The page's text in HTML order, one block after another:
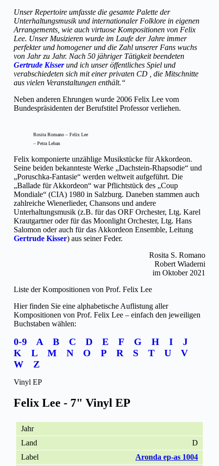
Unser Repertoire umfasste die gesamte Palette der
Unterhaltungsmusik und internationaler Folklore in eigenen
Arrangements, wie auch virtuose Kompositionen von Felix
Lee. Unser Musizieren wurde im Laufe der Jahre immer
perfekter und homogener und die Zahl unserer Fans wuchs
von Jahr zu Jahr. Nach 50 jähriger Tätigkeit beendeten
Gertrude Kisserund ich unser öffentliches Spiel und
verabschiedeten sich mit einer privaten CD , die Mitschnitte
aus vielen Veranstaltungen enthält.“
Neben anderen Ehrungen wurde 2006 Felix Lee vom
Bundespräsidenten der Berufstitel Professor verliehen.
Rosita Romano – Felix Lee
– Petra Leban
Felix komponierte unzählige Musikstücke für Akkordeon.
Seine beiden bekannteste Werke „Dachstein-Rhapsodie“ und
„Poruschka-Fantasie“ werden weltweit aufgeführt. Die
„Ballade für Akkordeon“ war Pflichtstück des „Coup
Mondiale“ (CIA) 1980 in Salzburg. Daneben stammen auch
zahlreiche Wienerlieder, Chansons und andere
Unterhaltungsmusik (z.B. für das ORF Orchester, Ltg. Karel
Krautgartner oder für das Moonlight Orchester, Ltg. Hans
Salomon oder auch für das Akkordeon Ensemble, Leitung
Gertrude Kisser) aus seiner Feder.
Rosita S. Romano
Robert Wiaderni
im Oktober 2021
Liste der Kompositionen von Prof. Felix Lee
Hier finden Sie eine alphabetische Auflistung aller
Kompositionen von Prof. Felix Lee – einfach den jeweiligen
Buchstaben wählen:
0-9 A B C D E F G H I
J
K
L M N O P R S T U
V
W
Z
Vinyl EP
Felix Lee - 7" Vinyl EP
D
Aronda ep-as 1004